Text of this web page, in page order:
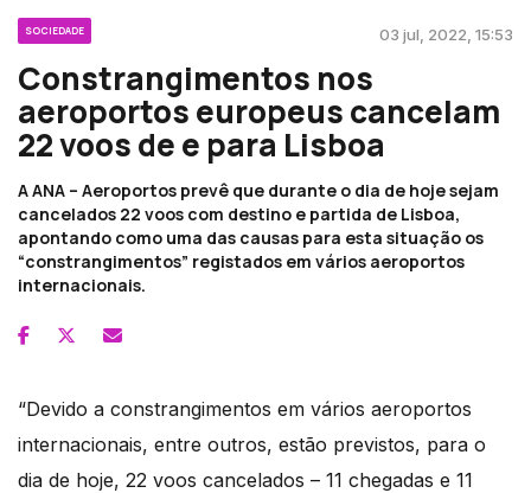
SOCIEDADE 03 jul, 2022, 15:53
Constrangimentos nos
aeroportos europeus cancelam
22 voos de e para Lisboa
A ANA – Aeroportos prevê que durante o dia de hoje sejam
cancelados 22 voos com destino e partida de Lisboa,
apontando como uma das causas para esta situação os
“constrangimentos” registados em vários aeroportos
internacionais.
“Devido a constrangimentos em vários aeroportos
internacionais, entre outros, estão previstos, para o
dia de hoje, 22 voos cancelados – 11 chegadas e 11